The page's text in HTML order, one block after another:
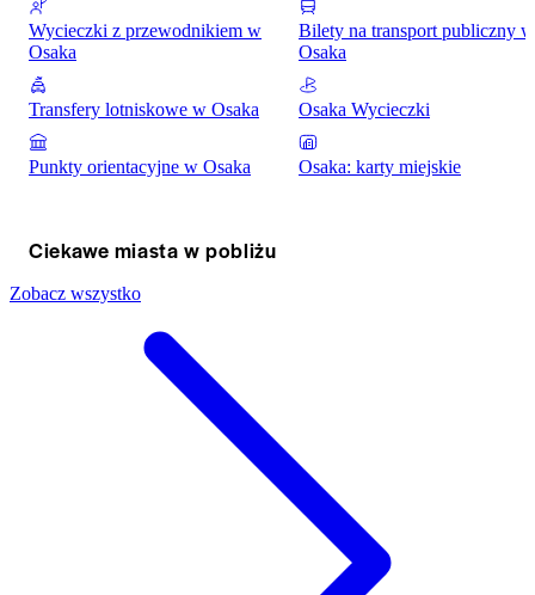
Wycieczki z przewodnikiem w
Osaka
Bilety na transport publiczny w
Osaka
Transfery lotniskowe w Osaka Osaka Wycieczki
Punkty orientacyjne w Osaka Osaka: karty miejskie
Ciekawe miasta w pobliżu
Zobacz wszystko